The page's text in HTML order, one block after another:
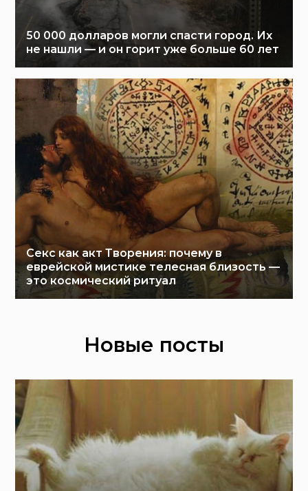
50 000 долларов могли спасти город. Их
не нашли — и он горит уже больше 60 лет
Секс как акт Творения: почему в
еврейской мистике телесная близость —
это космический ритуал
Новые посты